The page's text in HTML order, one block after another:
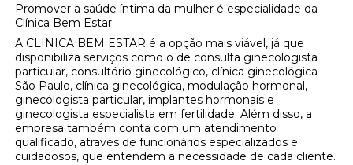
Promover a saúde íntima da mulher é especialidade da
Clínica Bem Estar.
A CLINICA BEM ESTAR é a opção mais viável, já que
disponibiliza serviços como o de consulta ginecologista
particular, consultório ginecológico, clínica ginecológica
São Paulo, clínica ginecológica, modulação hormonal,
ginecologista particular, implantes hormonais e
ginecologista especialista em fertilidade. Além disso, a
empresa também conta com um atendimento
qualificado, através de funcionários especializados e
cuidadosos, que entendem a necessidade de cada cliente.